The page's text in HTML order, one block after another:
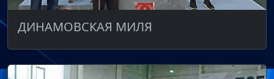
ДИНАМОВСКАЯ МИЛЯ